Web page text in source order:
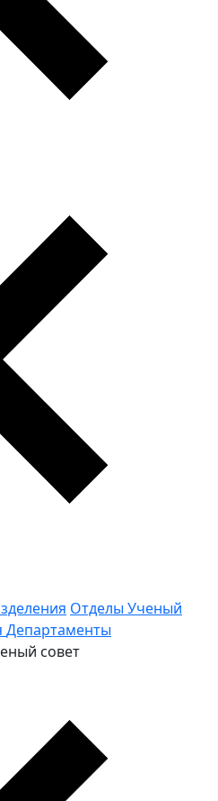
Отделы Ученый
Департаменты
совет